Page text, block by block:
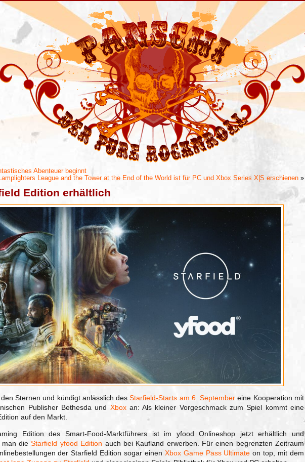
Abenteuer beginnt
Lamplighters League and the Tower at the End of the World ist für PC und Xbox Series X|S erschienen »
Edition erhältlich
Sternen und kündigt anlässlich desStarfield-Starts am 6. September eine Kooperation mit
Publisher Bethesda und Xboxan: Als kleiner Vorgeschmack zum Spiel kommt eine
auf den Markt.
Edition des Smart-Food-Marktführers ist im yfood Onlineshop jetzt erhältlich und
man dieStarfield yfood Edition auch bei Kaufland erwerben. Für einen begrenzten Zeitraum
der Starfield Edition sogar einen Xbox Game Pass Ultimate on top, mit dem